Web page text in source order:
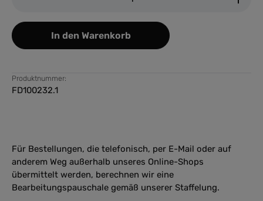
In den Warenkorb
Produktnummer:
FD100232.1
Für Bestellungen, die telefonisch, per E-Mail oder auf
anderem Weg außerhalb unseres Online-Shops
übermittelt werden, berechnen wir eine
Bearbeitungspauschale gemäß unserer Staffelung.